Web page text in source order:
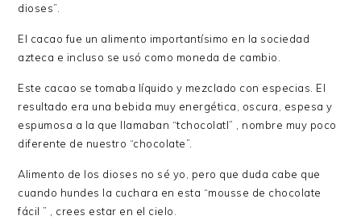
dioses”.
El cacao fue un alimento importantísimo en la sociedad
azteca e incluso se usó como moneda de cambio.
Este cacao se tomaba líquido y mezclado con especias. El
resultado era una bebida muy energética, oscura, espesa y
espumosa a la que llamaban “tchocolatl” , nombre muy poco
diferente de nuestro “chocolate”.
Alimento de los dioses no sé yo, pero que duda cabe que
cuando hundes la cuchara en esta “mousse de chocolate
fácil ” , crees estar en el cielo.